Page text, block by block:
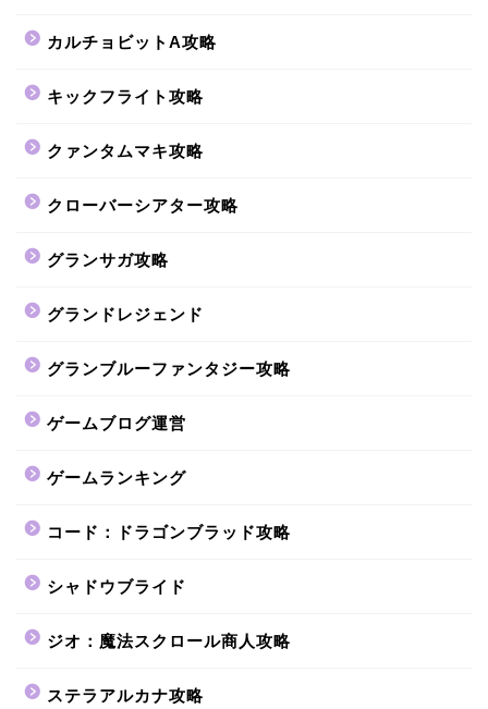
カルチョビットA攻略
キックフライト攻略
クァンタムマキ攻略
クローバーシアター攻略
グランサガ攻略
グランドレジェンド
グランブルーファンタジー攻略
ゲームブログ運営
ゲームランキング
コード：ドラゴンブラッド攻略
シャドウブライド
ジオ：魔法スクロール商人攻略
ステラアルカナ攻略